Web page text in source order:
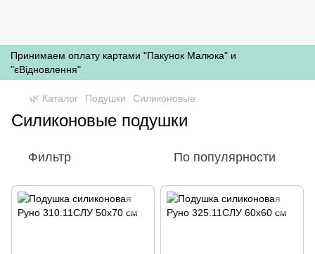
Принимаем оплату картами "Пакунок Малюка" и
"єВідновлення"
🌿 Каталог Подушки Силиконовые
Силиконовые подушки
Фильтр По популярности